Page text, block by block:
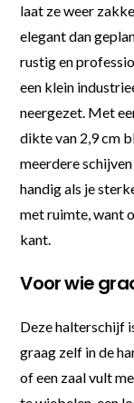
laat ze weer
elegant dan
rustig en
een klein
neergezet. Met
dikte van 2,9 cm
meerdere
handig als je
met ruimte, want
kant.
Voor wie
Deze halterschijf
graag zelf in de
of een zaal vult